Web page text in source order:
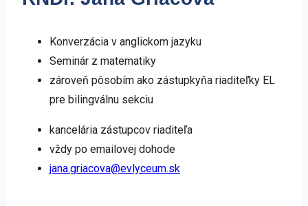
Konverzácia v anglickom jazyku
Seminár z matematiky
zároveň pôsobím ako zástupkyňa riaditeľky EL
pre bilingválnu sekciu
kancelária zástupcov riaditeľa
vždy po emailovej dohode
jana.griacova@evlyceum.sk